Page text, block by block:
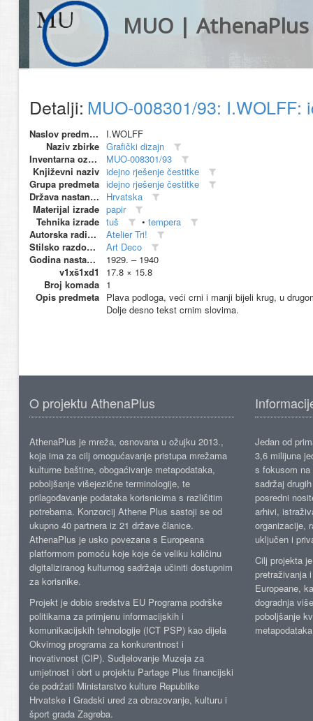
MUO | AthenaPlus
Detalji: MUO-008301/93:
Naslov predmeta
I.WOLFF
Naziv zbirke Grafički dizajn
Inventarna oznaka
MUO-008301/93
Književni naziv idejno rješenje čestitke
Grupa predmeta idejno rješenje čestitke
Država nastanka
Hrvatska
Materijal izrade papir
Tehnika izrade tuš • tempera
Autorska radionica (proizvođač)
Atelier Tri!
Stilsko razdoblje
Art Deco
Godina nastanka
1929. – 1940
v1xš1xd1
17.8 × 15.8
Broj komada 1
Opis predmeta Plava podloga, veći crni i manji bijeli krug, u
Dolje desno tekst crnim slovima.
O projektu AthenaPlus
AthenaPlus je mreža, osnovana u ožujku 2013.,
koja ima za cilj omogućavanje pristupa mrežama
kulturne baštine, obogaćivanje metapodataka,
poboljšanje višejezične terminologije, te
prilagođavanje podataka korisnicima s različitim
potrebama. Konzorcij Athene Plus sastoji se od
ukupno 40 partnera iz 21 države članice.
AthenaPlus je usko povezana s Europeana
platformom pomoću koje koje će veliku količinu
digitaliziranog kulturnog sadržaja učiniti dostupnim
za korisnike.
Projekt je dobio sredstva EU Programa podrške
politikama za primjenu informacijskih i
komunikacijskih tehnologije (ICT PSP) kao dijela
Okvirnog programa za konkurentnost i
inovativnost (CIP). Sudjelovanje Muzeja za
umjetnost i obrt u projektu Partage Plus financijski
će podržati Ministarstvo kulture Republike
Hrvatske i Gradski ured za obrazovanje, kulturu i
šport grada Zagreba.
Jedan od
3,6 milijuna
s fokusom
sadržaj
posredni
arhivi,
organizacije,
uključen i
Cilj projekta
pretraživanja
Europeane,
dogradnja
poboljšanje